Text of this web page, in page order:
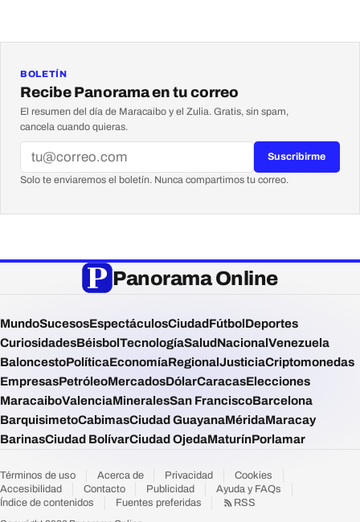
BOLETÍN
Recibe Panorama en tu correo
El resumen del día de Maracaibo y el Zulia. Gratis, sin spam,
cancela cuando quieras.
Suscribirme
Solo te enviaremos el boletín. Nunca compartimos tu correo.
Panorama Online
MundoSucesosEspectáculosCiudadFútbolDeportes
CuriosidadesBéisbolTecnologíaSaludNacionalVenezuela
BaloncestoPolíticaEconomíaRegionalJusticiaCriptomonedas
EmpresasPetróleoMercadosDólarCaracasElecciones
MaracaiboValenciaMineralesSan FranciscoBarcelona
BarquisimetoCabimasCiudad GuayanaMéridaMaracay
BarinasCiudad BolívarCiudad OjedaMaturínPorlamar
Términos de uso Acerca de Privacidad
Cookies
Accesibilidad
Contacto Publicidad
Ayuda y FAQs
Índice de contenidos
Fuentes preferidas RSS